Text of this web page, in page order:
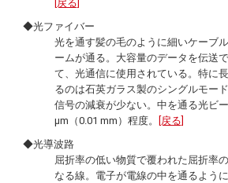
[戻る]
◆光ファイバー
光を通す髪の毛のように細いケーブ
ームが通る。大容量のデータを伝送
て、光通信に使用されている。特に
るのは石英ガラス製のシングルモー
信号の減衰が少ない。中を通る光ビ
µm（0.01 mm）程度。
[戻る]
◆光導波路
屈折率の低い物質で覆われた屈折率
なる線。電子が電線の中を通るよう